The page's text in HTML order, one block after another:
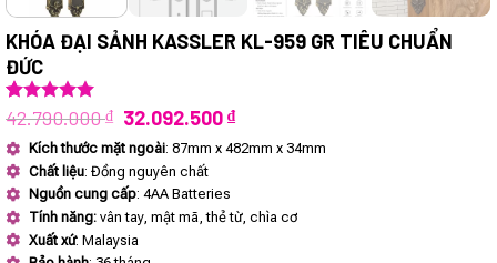
KHÓA ĐẠI SẢNH KASSLER KL-959 GR TIÊU CHUẨN
ĐỨC
5.00trên 5
2
đánh giá
42.790.000₫ Giá
là:
42.790.000 ₫.
32.092.500₫Giá
tại
Kích thước mặt ngoài: 87mm x 482mm x 34mm
Chất liệu: Đồng nguyên chất
Nguồn cung cấp: 4AA Batteries
Tính năng: vân tay, mật mã, thẻ từ, chìa cơ
Xuất xứ: Malaysia